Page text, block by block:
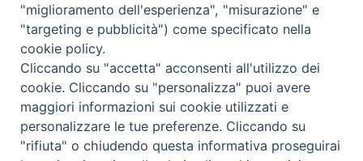
Consiglio scientifico
Coordinamento nazionale
COPYRIGHT Scienza & Vita - C.F96600690588- Tutti i
"miglioramento dell'esperienza", "misurazione" e
"targeting e pubblicità") come specificato nella
cookie policy.
Cliccando su "accetta" acconsenti all'utilizzo dei
cookie. Cliccando su "personalizza" puoi avere
maggiori informazioni sui cookie utilizzati e
personalizzare le tue preferenze. Cliccando su
"rifiuta" o chiudendo questa informativa proseguirai